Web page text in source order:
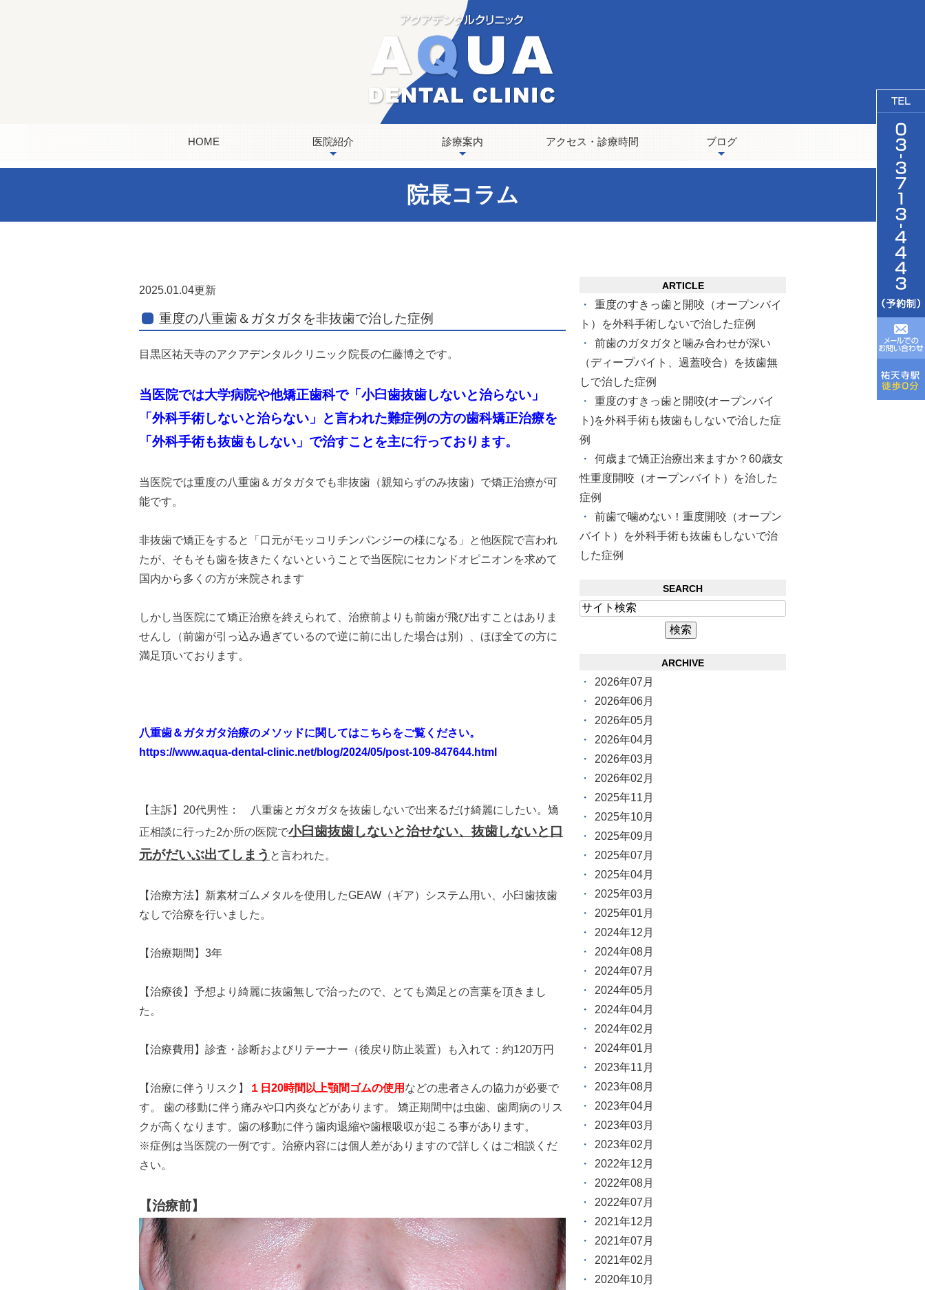
HOME 医院紹介 診療案内 アクセス・診療時間 ブログ
院長コラム
2025.01.04更新
重度の八重歯＆ガタガタを非抜歯で治した症例
目黒区祐天寺のアクアデンタルクリニック院長の仁藤博之です。
当医院では大学病院や他矯正歯科で「小臼歯抜歯しないと治らない」
「外科手術しないと治らない」と言われた難症例の方の歯科矯正治療を
「外科手術も抜歯もしない」で治すことを主に行っております。
当医院では重度の八重歯＆ガタガタでも非抜歯（親知らずのみ抜歯）で矯正治療が可
能です。
非抜歯で矯正をすると「口元がモッコリチンパンジーの様になる」と他医院で言われ
たが、そもそも歯を抜きたくないということで当医院にセカンドオピニオンを求めて
国内から多くの方が来院されます
しかし当医院にて矯正治療を終えられて、治療前よりも前歯が飛び出すことはありま
せんし（前歯が引っ込み過ぎているので逆に前に出した場合は別）、ほぼ全ての方に
満足頂いております。
八重歯＆ガタガタ治療のメソッドに関してはこちらをご覧ください。
https://www.aqua-dental-clinic.net/blog/2024/05/post-109-847644.html
【主訴】20代男性： 八重歯とガタガタを抜歯しないで出来るだけ綺麗にしたい。矯
正相談に行った2か所の医院で小臼歯抜歯しないと治せない、抜歯しないと口
元がだいぶ出てしまう と言われた。
【治療方法】新素材ゴムメタルを使用したGEAW（ギア）システム用い、小臼歯抜歯
なしで治療を行いました。
【治療期間】3年
【治療後】予想より綺麗に抜歯無しで治ったので、とても満足との言葉を頂きまし
た。
【治療費用】診査・診断およびリテーナー（後戻り防止装置）も入れて：約120万円
【治療に伴うリスク】 １日20時間以上顎間ゴムの使用 などの患者さんの協力が必要で
す。 歯の移動に伴う痛みや口内炎などがあります。 矯正期間中は虫歯、歯周病のリス
クが高くなります。歯の移動に伴う歯肉退縮や歯根吸収が起こる事があります。
※症例は当医院の一例です。治療内容には個人差がありますので詳しくはご相談くだ
さい。
【治療前】
ARTICLE
重度のすきっ歯と開咬（オープンバイ
ト）を外科手術しないで治した症例
前歯のガタガタと噛み合わせが深い
（ディープバイト、過蓋咬合）を抜歯無
しで治した症例
重度のすきっ歯と開咬(オープンバイ
ト)を外科手術も抜歯もしないで治した症
例
何歳まで矯正治療出来ますか？60歳女
性重度開咬（オープンバイト）を治した
症例
前歯で噛めない！重度開咬（オープン
バイト）を外科手術も抜歯もしないで治
した症例
SEARCH
ARCHIVE
2026年07月
2026年06月
2026年05月
2026年04月
2026年03月
2026年02月
2025年11月
2025年10月
2025年09月
2025年07月
2025年04月
2025年03月
2025年01月
2024年12月
2024年08月
2024年07月
2024年05月
2024年04月
2024年02月
2024年01月
2023年11月
2023年08月
2023年04月
2023年03月
2023年02月
2022年12月
2022年08月
2022年07月
2021年12月
2021年07月
2021年02月
2020年10月